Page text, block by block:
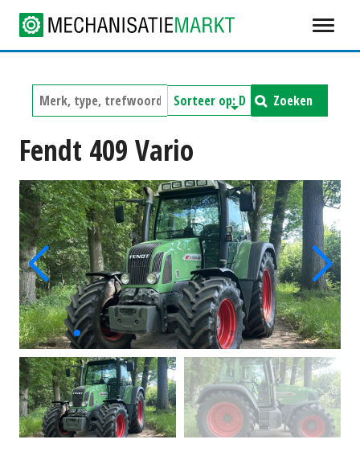
Zoeken
Fendt 409 Vario